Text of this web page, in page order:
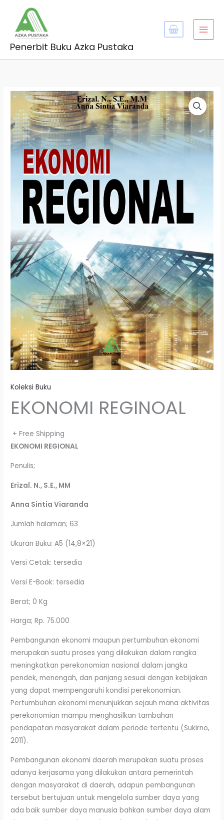
content
Penerbit Buku Azka Pustaka
Koleksi Buku
EKONOMI REGINOAL
+ Free Shipping
EKONOMI REGIONAL
Penulis;
Erizal. N., S.E., MM
Anna Sintia Viaranda
Jumlah halaman; 63
Ukuran Buku: A5 (14,8×21)
Versi Cetak: tersedia
Versi E-Book: tersedia
Berat; 0 Kg
Harga; Rp. 75.000
Pembangunan ekonomi maupun pertumbuhan ekonomi
merupakan suatu proses yang dilakukan dalam rangka
meningkatkan perekonomian nasional dalam jangka
pendek, menengah, dan panjang sesuai dengan kebijakan
yang dapat mempengaruhi kondisi perekonomian.
Pertumbuhan ekonomi menunjukkan sejauh mana aktivitas
perekonomian mampu menghasilkan tambahan
pendapatan masyarakat dalam periode tertentu (Sukirno,
2011).
Pembangunan ekonomi daerah merupakan suatu proses
adanya kerjasama yang dilakukan antara pemerintah
dengan masyarakat di daerah, adapun pembangunan
tersebut bertujuan untuk mengelola sumber daya yang
ada baik sumber daya manusia bahkan sumber daya alam